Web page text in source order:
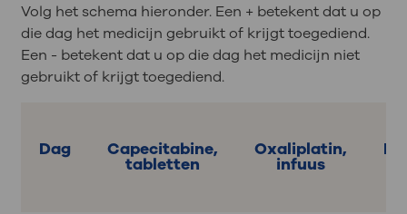
Volg het schema hieronder. Een + betekent dat u op
die dag het medicijn gebruikt of krijgt toegediend.
Een - betekent dat u op die dag het medicijn niet
gebruikt of krijgt toegediend.
Dag Capecitabine,
tabletten
Oxaliplatin,
infuus